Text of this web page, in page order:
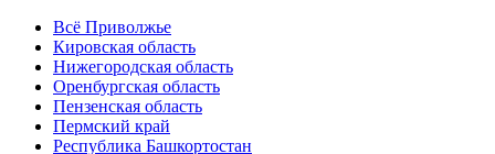
Всё Приволжье
Кировская область
Нижегородская область
Оренбургская область
Пензенская область
Пермский край
Республика Башкортостан